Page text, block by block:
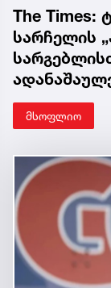
The Times:
სარჩელის
მსოფლიო